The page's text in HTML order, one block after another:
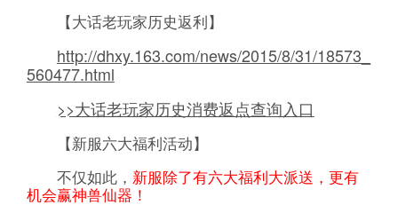
【大话老玩家历史返利】
http://dhxy.163.com/news/2015/8/31/18573_
560477.html
>>大话老玩家历史消费返点查询入口
【新服六大福利活动】
不仅如此， 新服除了有六大福利大派送，更有
机会赢神兽仙器！